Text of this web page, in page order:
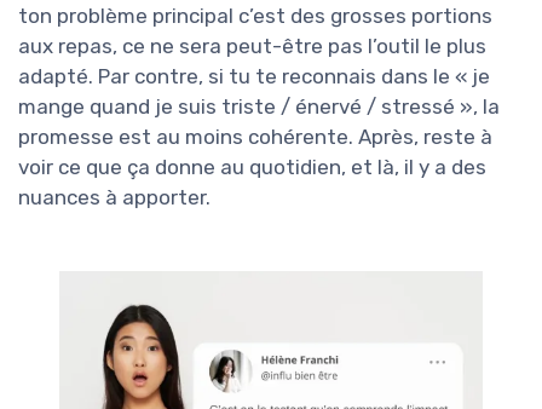
ton problème principal c’est des grosses portions
aux repas, ce ne sera peut-être pas l’outil le plus
adapté. Par contre, si tu te reconnais dans le « je
mange quand je suis triste / énervé / stressé », la
promesse est au moins cohérente. Après, reste à
voir ce que ça donne au quotidien, et là, il y a des
nuances à apporter.